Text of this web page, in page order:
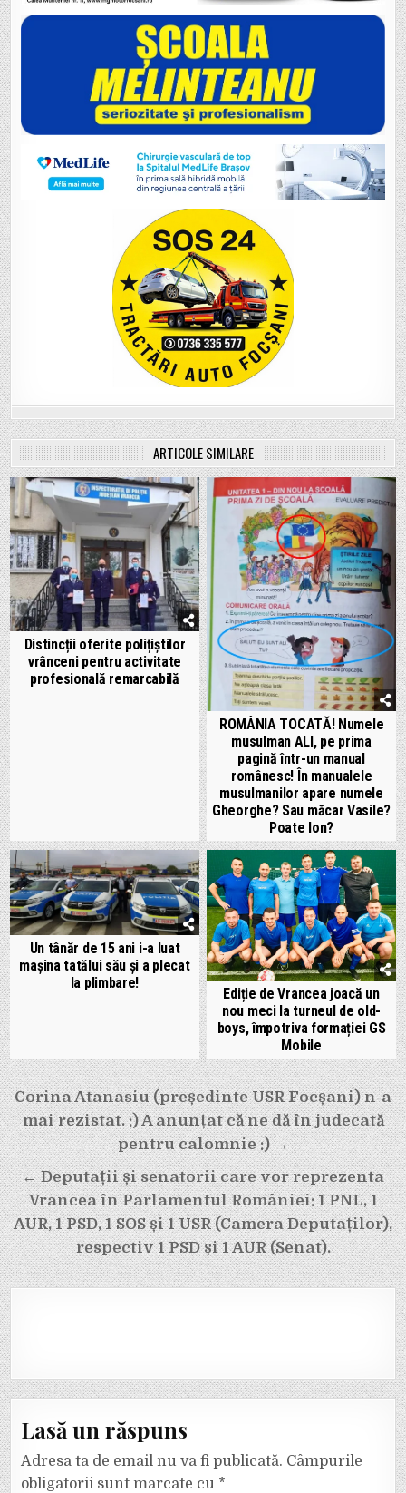
ARTICOLE SIMILARE
Distincții oferite polițiștilor
vrânceni pentru activitate
profesională remarcabilă
ROMÂNIA TOCATĂ! Numele
musulman ALI, pe prima
pagină într-un manual
românesc! În manualele
musulmanilor apare numele
Gheorghe? Sau măcar Vasile?
Poate Ion?
Un tânăr de 15 ani i-a luat
mașina tatălui său și a plecat
la plimbare!
Ediție de Vrancea joacă un
nou meci la turneul de old-
boys, împotriva formației GS
Mobile
Navigare
în
articole
Corina Atanasiu (președinte USR Focșani) n-a
mai rezistat. :) A anunțat că ne dă în judecată
pentru calomnie :) →
← Deputații și senatorii care vor reprezenta
Vrancea în Parlamentul României: 1 PNL, 1
AUR, 1 PSD, 1 SOS și 1 USR (Camera Deputaților),
respectiv 1 PSD și 1 AUR (Senat).
Lasă un răspuns
Adresa ta de email nu va fi publicată. Câmpurile
obligatorii sunt marcate cu *